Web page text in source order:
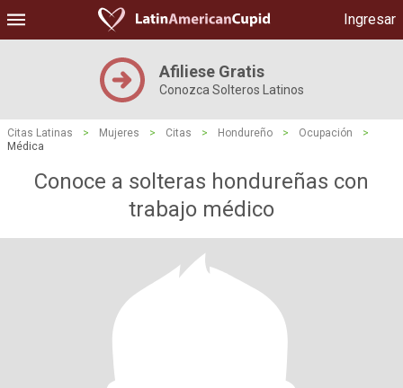
Ingresar
Afiliese Gratis
Conozca Solteros Latinos
Citas Latinas > Mujeres > Citas > Hondureño > Ocupación
>
Médica
Conoce a solteras hondureñas con
trabajo médico